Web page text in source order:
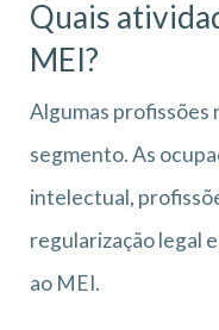
Quais
MEI?
Algumas profissões
segmento. As
intelectual,
regularização legal
ao MEI.